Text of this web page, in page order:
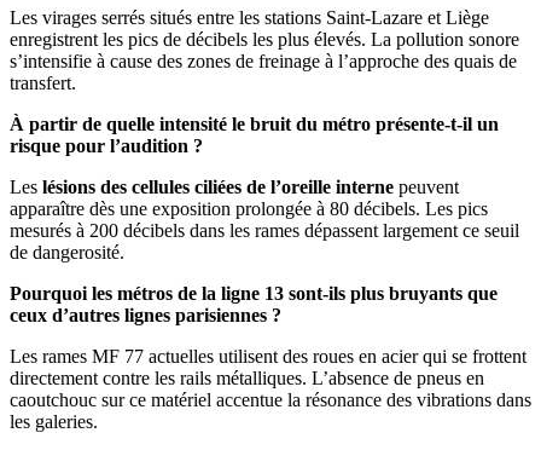
Les virages serrés situés entre les stations Saint-Lazare et Liège
enregistrent les pics de décibels les plus élevés. La pollution sonore
s’intensifie à cause des zones de freinage à l’approche des quais de
transfert.
À partir de quelle intensité le bruit du métro présente-t-il un
risque pour l’audition ?
Les lésions des cellules ciliées de l’oreille interne peuvent
apparaître dès une exposition prolongée à 80 décibels. Les pics
mesurés à 200 décibels dans les rames dépassent largement ce seuil
de dangerosité.
Pourquoi les métros de la ligne 13 sont-ils plus bruyants que
ceux d’autres lignes parisiennes ?
Les rames MF 77 actuelles utilisent des roues en acier qui se frottent
directement contre les rails métalliques. L’absence de pneus en
caoutchouc sur ce matériel accentue la résonance des vibrations dans
les galeries.